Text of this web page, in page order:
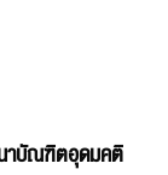
นาบัณฑิตอุดมคติ